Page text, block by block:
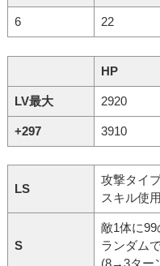
6 22
HP
LV最大 2920
+297 3910
LS
攻撃タイ
スキル使
S
敵1体に99
ランダム